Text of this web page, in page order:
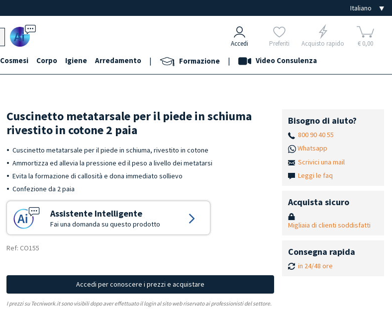
Ai Accedi Preferiti Acquisto rapido € 0,00
Cosmesi Corpo Igiene Arredamento | Formazione | Video Consulenza
Cuscinetto metatarsale per il piede in schiuma
rivestito in cotone 2 paia
Cuscinetto metatarsale per il piede in schiuma, rivestito in cotone
Ammortizza ed allevia la pressione ed il peso a livello dei metatarsi
Evita la formazione di callosità e dona immediato sollievo
Confezione da 2 paia
Assistente Intelligente
Fai una domanda su questo prodotto
Ref: CO155
Accedi per conoscere i prezzi e acquistare
I prezzi su Tecniwork.it sono visibili dopo aver effettuato il login al sito web riservato ai professionisti del settore.
Bisogno di aiuto?
800 90 40 55
Whatsapp
Scrivici una mail
Leggi le faq
Acquista sicuro
Migliaia di clienti soddisfatti
Consegna rapida
in 24/48 ore